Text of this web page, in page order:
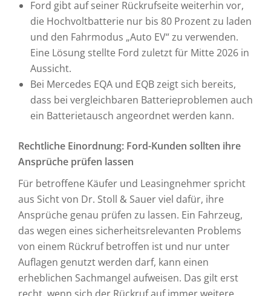
Ford gibt auf seiner Rückrufseite weiterhin vor,
die Hochvoltbatterie nur bis 80 Prozent zu laden
und den Fahrmodus „Auto EV“ zu verwenden.
Eine Lösung stellte Ford zuletzt für Mitte 2026 in
Aussicht.
Bei Mercedes EQA und EQB zeigt sich bereits,
dass bei vergleichbaren Batterieproblemen auch
ein Batterietausch angeordnet werden kann.
Rechtliche Einordnung: Ford-Kunden sollten ihre
Ansprüche prüfen lassen
Für betroffene Käufer und Leasingnehmer spricht
aus Sicht von Dr. Stoll & Sauer viel dafür, ihre
Ansprüche genau prüfen zu lassen. Ein Fahrzeug,
das wegen eines sicherheitsrelevanten Problems
von einem Rückruf betroffen ist und nur unter
Auflagen genutzt werden darf, kann einen
erheblichen Sachmangel aufweisen. Das gilt erst